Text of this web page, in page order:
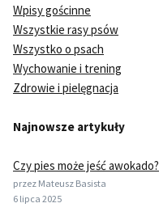
Wpisy gościnne
Wszystkie rasy psów
Wszystko o psach
Wychowanie i trening
Zdrowie i pielęgnacja
Najnowsze artykuły
Czy pies może jeść awokado?
przez Mateusz Basista
6 lipca 2025